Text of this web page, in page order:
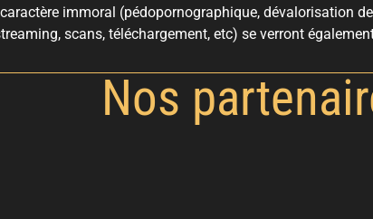
immoral (pédopornographique, dévalorisation
scans, téléchargement, etc) se verront
Nos